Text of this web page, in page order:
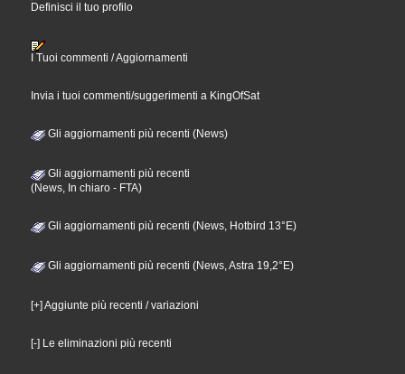
Definisci il tuo profilo
I Tuoi commenti / Aggiornamenti
Invia i tuoi commenti/suggerimenti a KingOfSat
Gli aggiornamenti più recenti (News)
Gli aggiornamenti più recenti
(News, In chiaro - FTA)
Gli aggiornamenti più recenti (News, Hotbird 13°E)
Gli aggiornamenti più recenti (News, Astra 19,2°E)
[+] Aggiunte più recenti / variazioni
[-] Le eliminazioni più recenti